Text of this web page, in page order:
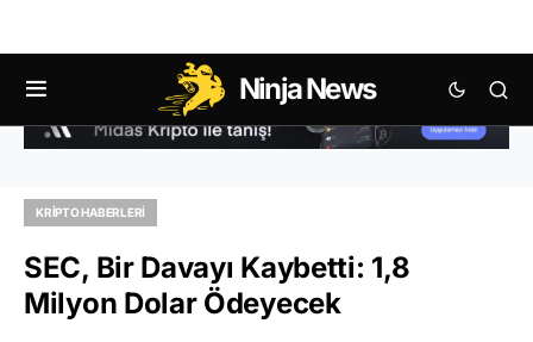
Ninja News
KRIPTO HABERLERI
SEC, Bir Davayı Kaybetti: 1,8
Milyon Dolar Ödeyecek